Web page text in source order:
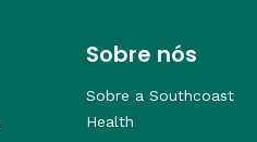
Sobre nós
Sobre a Southcoast
Health